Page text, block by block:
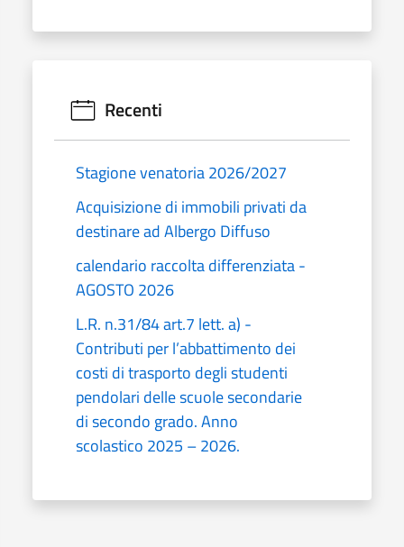
Recenti
Stagione venatoria 2026/2027
Acquisizione di immobili privati da
destinare ad Albergo Diffuso
calendario raccolta differenziata -
AGOSTO 2026
L.R. n.31/84 art.7 lett. a) -
Contributi per l’abbattimento dei
costi di trasporto degli studenti
pendolari delle scuole secondarie
di secondo grado. Anno
scolastico 2025 – 2026.